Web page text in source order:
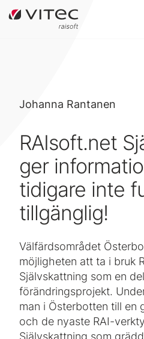
Johanna Rantanen
RAIsoft.net
ger
tidigare inte
tillgänglig!
Välfärdsområdet
möjligheten att ta i bruk
Självskattning som en
förändringsprojekt.
man i Österbotten till en
och de nyaste RAI-
Självskattning som